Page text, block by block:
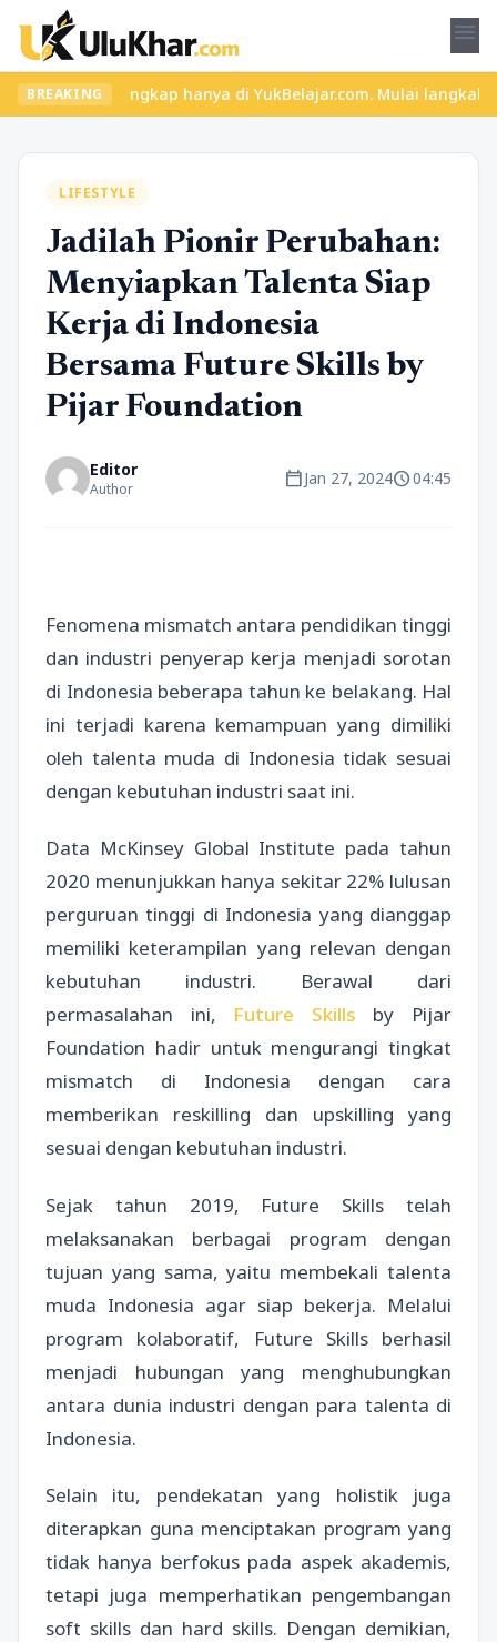
menu
BREAKINGlengkap hanya di YukBelajar.com. Mulai langkah
LIFESTYLE
Jadilah Pionir Perubahan:
Menyiapkan Talenta Siap
Kerja di Indonesia
Bersama Future Skills by
Pijar Foundation
Editor
Author calendar_todayJan 27, 2024schedule04:45
Fenomena mismatch antara pendidikan tinggi
dan industri penyerap kerja menjadi sorotan
di Indonesia beberapa tahun ke belakang. Hal
ini terjadi karena kemampuan yang dimiliki
oleh talenta muda di Indonesia tidak sesuai
dengan kebutuhan industri saat ini.
Data McKinsey Global Institute pada tahun
2020 menunjukkan hanya sekitar 22% lulusan
perguruan tinggi di Indonesia yang dianggap
memiliki keterampilan yang relevan dengan
kebutuhan industri. Berawal dari
permasalahan ini, Future Skills by Pijar
Foundation hadir untuk mengurangi tingkat
mismatch di Indonesia dengan cara
memberikan reskilling dan upskilling yang
sesuai dengan kebutuhan industri.
Sejak tahun 2019, Future Skills telah
melaksanakan berbagai program dengan
tujuan yang sama, yaitu membekali talenta
muda Indonesia agar siap bekerja. Melalui
program kolaboratif, Future Skills berhasil
menjadi hubungan yang menghubungkan
antara dunia industri dengan para talenta di
Indonesia.
Selain itu, pendekatan yang holistik juga
diterapkan guna menciptakan program yang
tidak hanya berfokus pada aspek akademis,
tetapi juga memperhatikan pengembangan
soft skills dan hard skills. Dengan demikian,